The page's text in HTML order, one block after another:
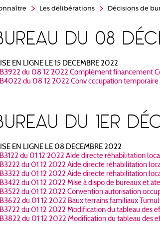
Les délibérations Décisions de
DU 08
EN LIGNE LE 15 DECEMBRE 2022
du 08 12 2022 Complément financement
du 08 12 2022 Conv cccupation temporaire
DU 1ER
EN LIGNE LE 08 DECEMBRE 2022
du 01 12 2022 Aide directe réhabilitation
du 01 12 2022 Aide directe réhabilitation
du 01 12 2022 Aide directe réhabilitation
du 01 12 2022 Mise à dispo de bureaux et
du 01 12 2022 Convention autorisation
du 01 12 2022 Baux terrains familiaux
du 01 12 2022 Modification du tableau des
du 01 12 2022 Modification du tableau des